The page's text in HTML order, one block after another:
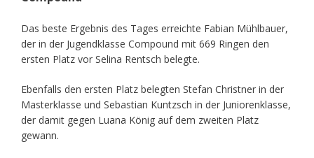
Das beste Ergebnis des Tages erreichte Fabian Mühlbauer,
der in der Jugendklasse Compound mit 669 Ringen den
ersten Platz vor Selina Rentsch belegte.
Ebenfalls den ersten Platz belegten Stefan Christner in der
Masterklasse und Sebastian Kuntzsch in der Juniorenklasse,
der damit gegen Luana König auf dem zweiten Platz
gewann.